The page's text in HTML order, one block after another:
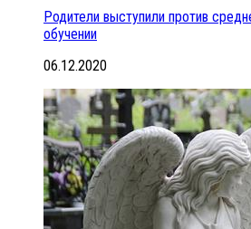
Родители выступили против
обучении
06.12.2020